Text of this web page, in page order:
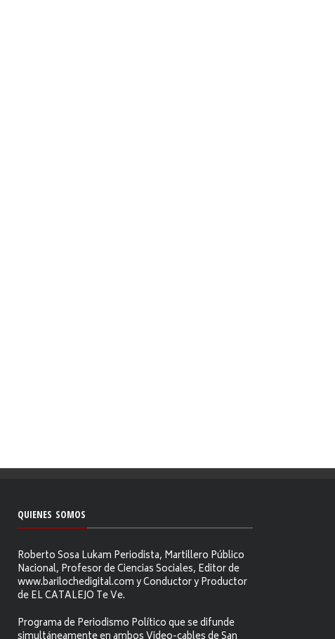
QUIENES SOMOS
Roberto Sosa Lukam Periodista, Martillero Público
Nacional, Profesor de Ciencias Sociales, Editor de
www.barilochedigital.com y Conductor y Productor
de EL CATALEJO Te Ve.
Programa de Periodismo Político que se difunde